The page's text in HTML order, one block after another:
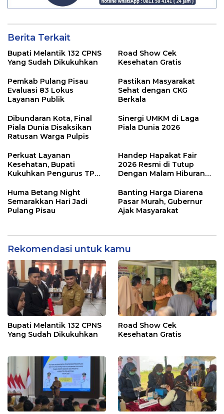
Berita Terkait
Bupati Melantik 132 CPNS
Yang Sudah Dikukuhkan
Road Show Cek
Kesehatan Gratis
Pemkab Pulang Pisau
Evaluasi 83 Lokus
Layanan Publik
Pastikan Masyarakat
Sehat dengan CKG
Berkala
Dibundaran Kota, Final
Piala Dunia Disaksikan
Ratusan Warga Pulpis
Sinergi UMKM di Laga
Piala Dunia 2026
Perkuat Layanan
Kesehatan, Bupati
Kukuhkan Pengurus TP
Handep Hapakat Fair
2026 Resmi di Tutup
Dengan Malam Hiburan
Huma Betang Night
Semarakkan Hari Jadi
Pulang Pisau
Banting Harga Diarena
Pasar Murah, Gubernur
Ajak Masyarakat
Rekomendasi untuk kamu
Bupati Melantik 132 CPNS
Yang Sudah Dikukuhkan
Road Show Cek
Kesehatan Gratis